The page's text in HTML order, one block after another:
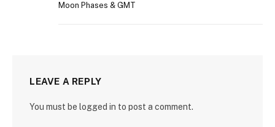
Moon Phases & GMT
LEAVE A REPLY
You must be logged in to post a comment.